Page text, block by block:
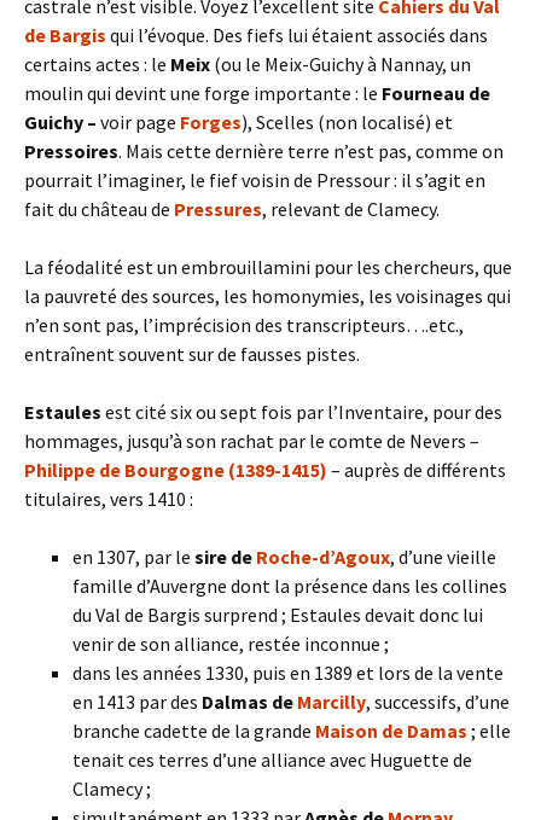
castrale n’est visible. Voyez l’excellent site Cahiers du Val
de Bargis qui l’évoque. Des fiefs lui étaient associés dans
certains actes : le Meix (ou le Meix-Guichy à Nannay, un
moulin qui devint une forge importante : le Fourneau de
Guichy – voir page Forges), Scelles (non localisé) et
Pressoires. Mais cette dernière terre n’est pas, comme on
pourrait l’imaginer, le fief voisin de Pressour : il s’agit en
fait du château de Pressures, relevant de Clamecy.
La féodalité est un embrouillamini pour les chercheurs, que
la pauvreté des sources, les homonymies, les voisinages qui
n’en sont pas, l’imprécision des transcripteurs….etc.,
entraînent souvent sur de fausses pistes.
Estaules est cité six ou sept fois par l’Inventaire, pour des
hommages, jusqu’à son rachat par le comte de Nevers –
Philippe de Bourgogne (1389-1415) – auprès de différents
titulaires, vers 1410 :
en 1307, par le sire de Roche-d’Agoux, d’une vieille
famille d’Auvergne dont la présence dans les collines
du Val de Bargis surprend ; Estaules devait donc lui
venir de son alliance, restée inconnue ;
dans les années 1330, puis en 1389 et lors de la vente
en 1413 par des Dalmas de Marcilly, successifs, d’une
branche cadette de la grande Maison de Damas ; elle
tenait ces terres d’une alliance avec Huguette de
Clamecy ;